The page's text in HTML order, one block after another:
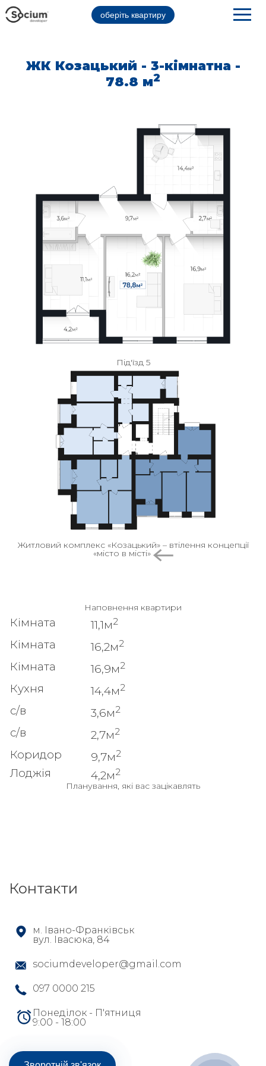
оберіть квартиру
ЖК Козацький - 3-кімнатна -
78.8 м2
Під'їзд 5
Житловий комплекс «Козацький» – втілення концепції
«місто в місті»
Наповнення квартири
Кімната 11,1м2
Кімната 16,2м2
Кімната 16,9м2
Кухня 14,4м2
с/в 3,6м2
с/в 2,7м2
Коридор 9,7м2
Лоджія 4,2м2
Планування, які вас зацікавлять
Контакти
м. Івано-Франківськ
вул. Івасюка, 84
sociumdeveloper@gmail.com
097 0000 215
Понеділок - П'ятниця
9:00 - 18:00